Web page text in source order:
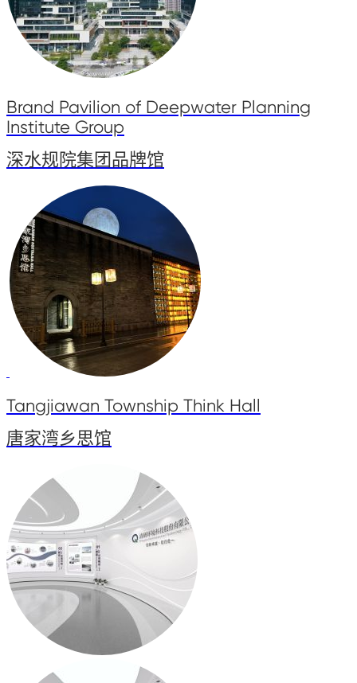
Brand Pavilion of Deepwater Planning
Institute Group
深水规院集团品牌馆
Tangjiawan Township Think Hall
唐家湾乡思馆